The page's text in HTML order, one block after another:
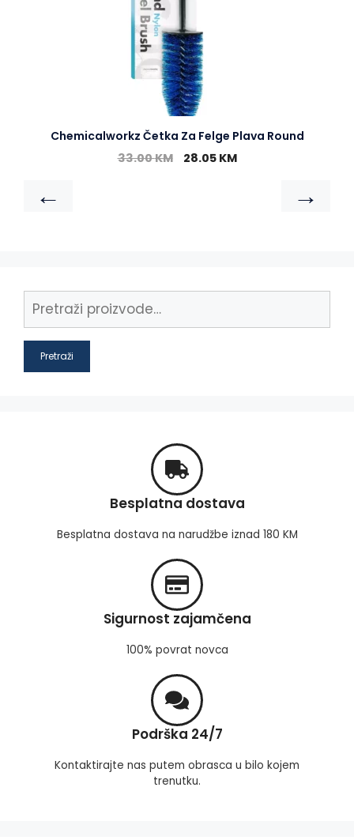
Chemicalworkz Četka Za Felge Plava Round
33.00KM 28.05 KM
← →
Pretraži
Besplatna dostava
Besplatna dostava na narudžbe iznad 180 KM
Sigurnost zajamčena
100% povrat novca
Podrška 24/7
Kontaktirajte nas putem obrasca u bilo kojem
trenutku.